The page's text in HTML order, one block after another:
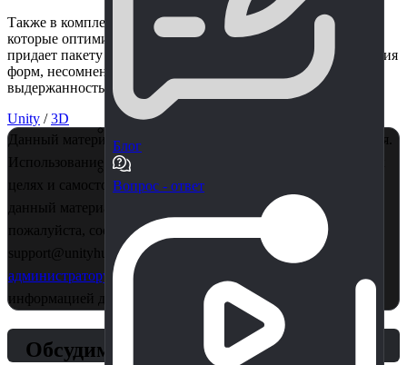
Блог
Вопрос - ответ
Также в комплект входят несколько версий зданий LOD,
которые оптимизированы для мобильных платформ, что
придает пакету еще большую универсальность. Эта коллекция
форм, несомненно, улучшит любой городской проект своей
выдержанностью и реалистичностью.
Unity /3D
Данный материал является собственностью правообладателя.
Использование в коммерции - запрещено! Только в учебных
целях и самостоятельного изучения. Если Вы считаете, что
данный материал нарушает ваши авторские права,
пожалуйста, сообщите об этом нам на почту
support@unityhub.pro или в личные сообщения
главному
администратору . Также рекомендуем ознакомиться с
информацией для правообладателей
по этой ссылке..
Обсудим?